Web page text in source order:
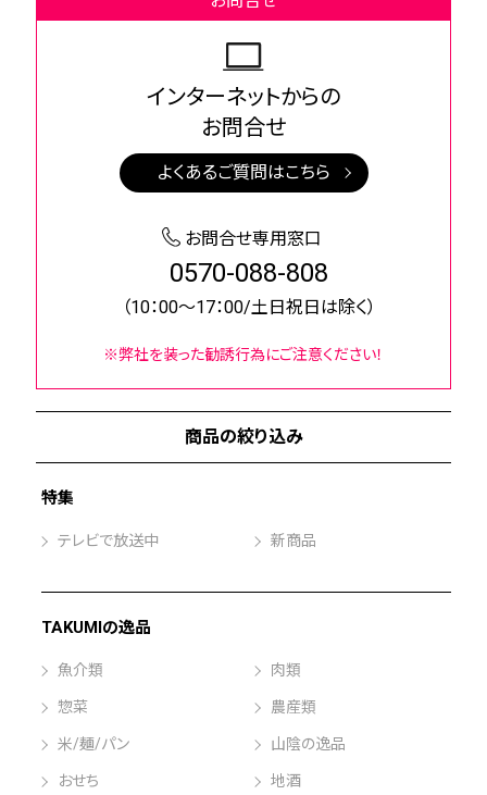
商品の絞り込み
特集
テレビで放送中 新商品
TAKUMIの逸品
魚介類 肉類
惣菜 農産類
米/麺/パン 山陰の逸品
おせち 地酒
インターネットからの
お問合せ
よくあるご質問はこちら
お問合せ専用窓口
0570-088-808
（10：00～17：00/土日祝日は除く）
※弊社を装った勧誘行為にご注意ください！